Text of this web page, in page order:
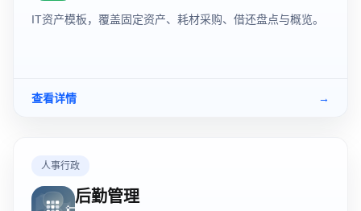
IT资产模板，覆盖固定资产、耗材采购、借还盘点与概览。
查看详情 →
人事行政
后勤管理